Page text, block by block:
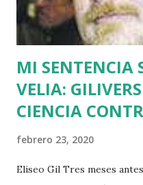
medio millón de personas.
descubrimos que l...
MI SENTENCIA
VELIA:
CIENCIA
febrero 23, 2020
Eliseo Gil Tres meses